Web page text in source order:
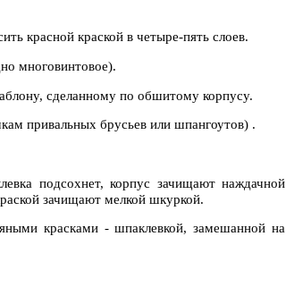
красной краской в четыре-пять слоев.
многовинтовое).
сделанному по обшитому корпусу.
привальных брусьев или шпангоутов) .
подсохнет, корпус зачищают наждачной
зачищают мелкой шкуркой.
красками - шпаклевкой, замешанной на